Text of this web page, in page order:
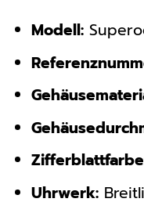
Modell:
Uhrwerk: